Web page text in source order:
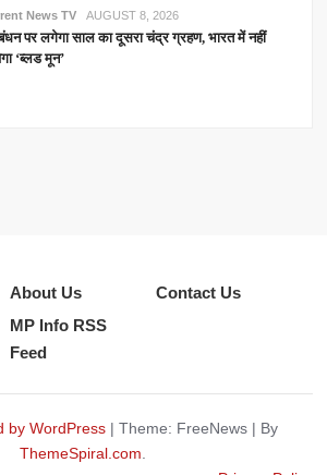
News TV AUGUST 8, 2026
पर लगेगा साल का दूसरा चंद्र ग्रहण, भारत में नहीं
‘ब्लड मून’
About Us
Contact Us
MP Info RSS
Feed
by WordPress | Theme: FreeNews | By
ThemeSpiral.com.